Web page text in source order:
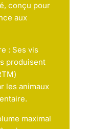
conçu pour
aux
: Ses vis
produisent
les animaux
maximal